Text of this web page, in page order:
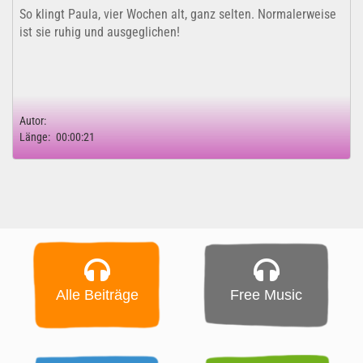
So klingt Paula, vier Wochen alt, ganz selten. Normalerweise
ist sie ruhig und ausgeglichen!
Autor:
Länge: 00:00:21
Alle Beiträge Free Music